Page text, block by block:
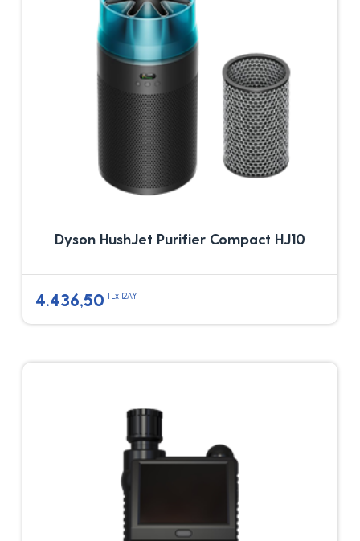
Dyson HushJet Purifier Compact HJ10
4.436,50 TLx 12AY